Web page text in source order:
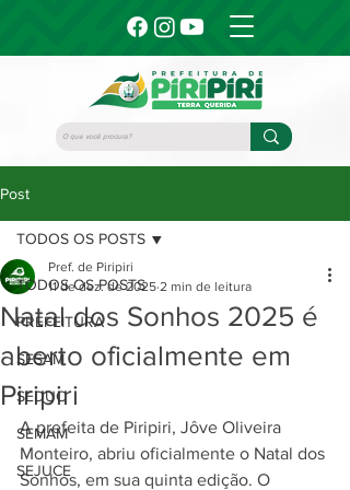
Post
TODOS OS POSTS
PREFEITURA
SESAM
SEDUC
SEMAM
SEJUCE
TODOS OS POSTS
Natal dos Sonhos 2025 é
aberto oficialmente em
Piripiri
Pref. de Piripiri
11 de dez. de 2025 2 min de leitura
A prefeita de Piripiri, Jôve Oliveira
Monteiro, abriu oficialmente o Natal dos
Sonhos, em sua quinta edição. O